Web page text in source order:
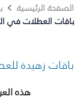
الصفحة الرئيسية
باقات العطلات في
باقات زهيدة
هذه